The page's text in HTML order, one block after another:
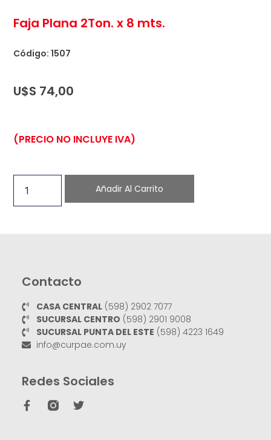
Faja Plana 2Ton. x 8 mts.
Código: 1507
U$S 74,00
(PRECIO NO INCLUYE IVA)
Añadir Al Carrito
Contacto
CASA CENTRAL(598) 2902 7077
SUCURSAL CENTRO (598) 2901 9008
SUCURSAL PUNTA DEL ESTE (598) 4223 1649
info@curpae.com.uy
Redes Sociales